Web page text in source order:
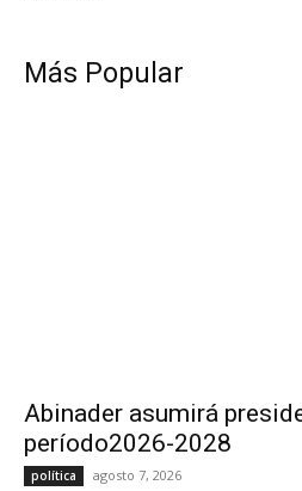
Más Popular
Abinader asumirá
período2026-2028
política agosto 7, 2026